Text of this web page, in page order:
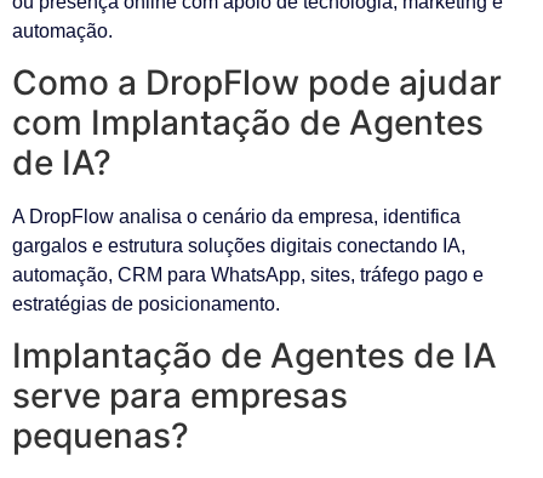
automação.
Como a DropFlow pode ajudar
com Implantação de Agentes
de IA?
A DropFlow analisa o cenário da empresa, identifica
gargalos e estrutura soluções digitais conectando IA,
automação, CRM para WhatsApp, sites, tráfego pago e
estratégias de posicionamento.
Implantação de Agentes de IA
serve para empresas
pequenas?